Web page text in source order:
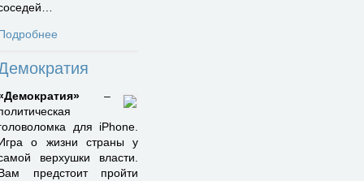
–
для iPhone.
о жизни страны у
верхушки власти.
предстоит пройти